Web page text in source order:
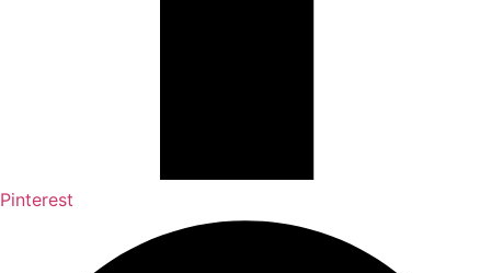
Pinterest